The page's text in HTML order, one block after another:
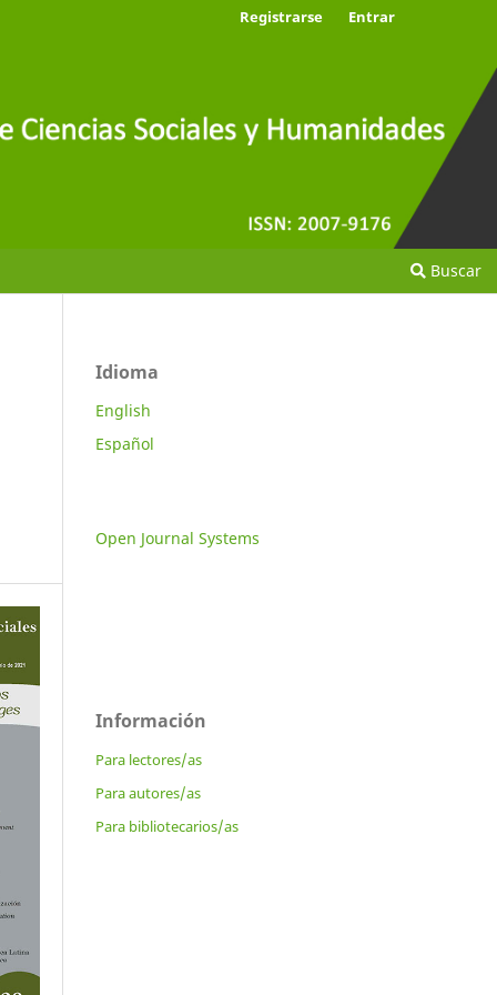
Buscar
Registrarse Entrar
Idioma
English
Español
Open Journal Systems
Información
Para lectores/as
Para autores/as
Para bibliotecarios/as